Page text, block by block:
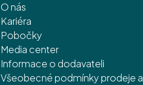
O nás
Kariéra
Pobočky
Media center
Informace o dodavateli
Všeobecné podmínky prodeje a